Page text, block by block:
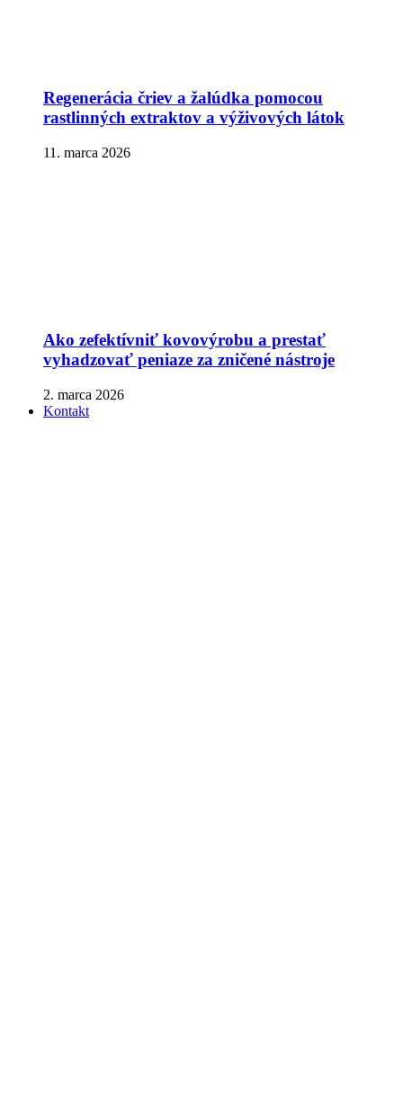
Regenerácia čriev a žalúdka pomocou
rastlinných extraktov a výživových látok
11. marca 2026
Ako zefektívniť kovovýrobu a prestať
vyhadzovať peniaze za zničené nástroje
2. marca 2026
Kontakt